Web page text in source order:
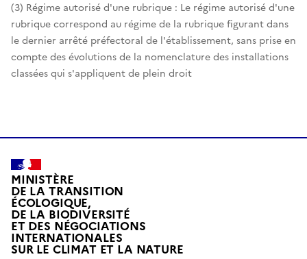
(3) Régime autorisé d'une rubrique : Le régime autorisé d'une
rubrique correspond au régime de la rubrique figurant dans
le dernier arrêté préfectoral de l'établissement, sans prise en
compte des évolutions de la nomenclature des installations
classées qui s'appliquent de plein droit
MINISTÈRE
DE LA TRANSITION
ÉCOLOGIQUE,
DE LA BIODIVERSITÉ
ET DES NÉGOCIATIONS
INTERNATIONALES
SUR LE CLIMAT ET LA NATUREL